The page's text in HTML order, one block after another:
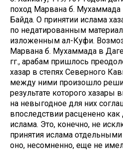
поход Марвана б. Мухаммада
Байда. О принятии ислама
по недатированным
изложенным ал-Куфи.
Марвана б. Мухаммада в
гг., арабам пришлось
хазар в степях Северного
между ними произошло
результате которого
на невыгодное для них
впоследствии расценено
ислама. Это, конечно, не
принятия ислама
оно, несомненно, еще не